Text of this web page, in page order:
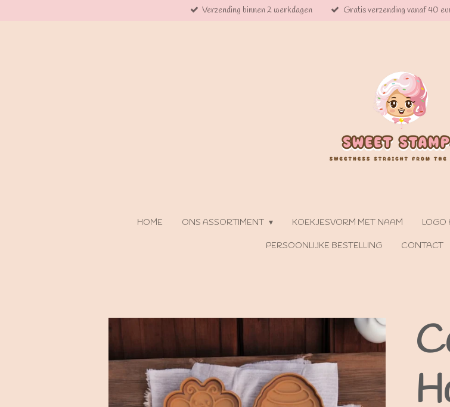
Verzending binnen 2 werkdagen Gratis verzending vanaf 40
HOME ONS ASSORTIMENT KOEKJESVORM MET NAAM LOGO
PERSOONLIJKE BESTELLING CONTACT